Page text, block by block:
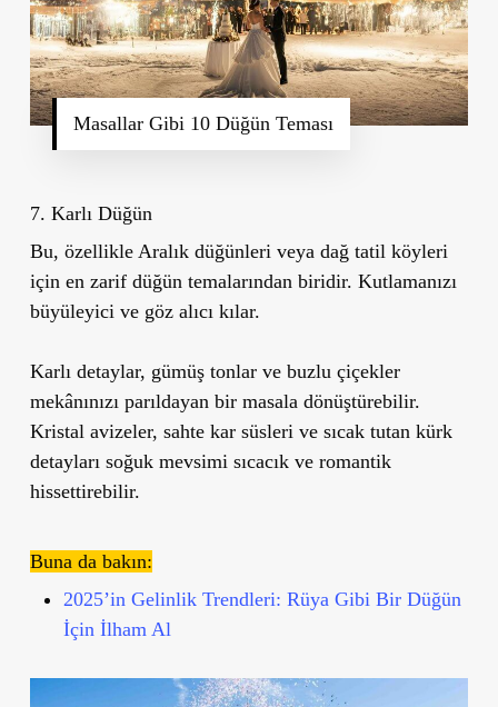
Masallar Gibi 10 Düğün Teması
7. Karlı Düğün
Bu, özellikle Aralık düğünleri veya dağ tatil köyleri
için en zarif düğün temalarından biridir. Kutlamanızı
büyüleyici ve göz alıcı kılar.
Karlı detaylar, gümüş tonlar ve buzlu çiçekler
mekânınızı parıldayan bir masala dönüştürebilir.
Kristal avizeler, sahte kar süsleri ve sıcak tutan kürk
detayları soğuk mevsimi sıcacık ve romantik
hissettirebilir.
Buna da bakın:
2025’in Gelinlik Trendleri: Rüya Gibi Bir Düğün
İçin İlham Al